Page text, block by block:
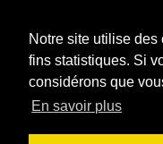
Notre site utilise
fins statistiques. Si
considérons que
En savoir plus